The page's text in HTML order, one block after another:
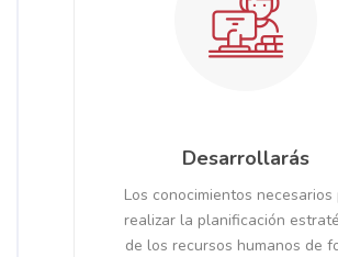
Desarrollarás
Los conocimientos necesarios
realizar la planificación
de los recursos humanos de